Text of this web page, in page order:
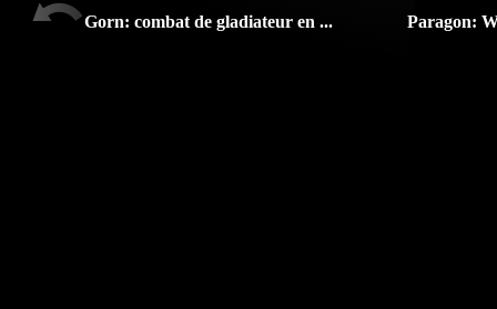
Gorn: combat de gladiateur en ... Paragon: